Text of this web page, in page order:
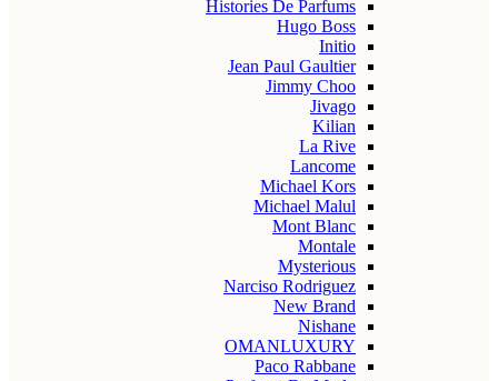
Histories De Parfums
Hugo Boss
Initio
Jean Paul Gaultier
Jimmy Choo
Jivago
Kilian
La Rive
Lancome
Michael Kors
Michael Malul
Mont Blanc
Montale
Mysterious
Narciso Rodriguez
New Brand
Nishane
OMANLUXURY
Paco Rabbane